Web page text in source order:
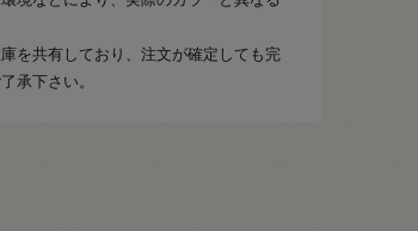
を共有しており、注文が確定しても完
承下さい。